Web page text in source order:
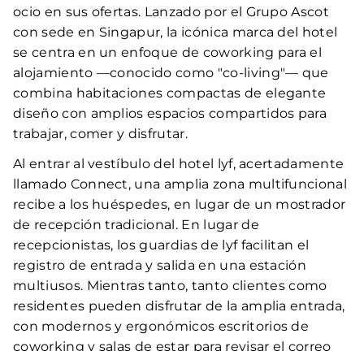
ocio en sus ofertas. Lanzado por el Grupo Ascot
con sede en Singapur, la icónica marca del hotel
se centra en un enfoque de coworking para el
alojamiento —conocido como "co-living"— que
combina habitaciones compactas de elegante
diseño con amplios espacios compartidos para
trabajar, comer y disfrutar.
Al entrar al vestíbulo del hotel lyf, acertadamente
llamado Connect, una amplia zona multifuncional
recibe a los huéspedes, en lugar de un mostrador
de recepción tradicional. En lugar de
recepcionistas, los guardias de lyf facilitan el
registro de entrada y salida en una estación
multiusos. Mientras tanto, tanto clientes como
residentes pueden disfrutar de la amplia entrada,
con modernos y ergonómicos escritorios de
coworking y salas de estar para revisar el correo